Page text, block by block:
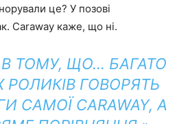
це? У позові
Caraway каже, що ні.
ТОМУ, ЩО… БАГАТО
ГОВОРЯТЬ
САМОЇ CARAWAY, А